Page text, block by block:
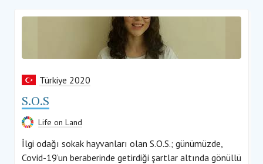
Türkiye 2020
S.O.S
Life on Land
İlgi odağı sokak hayvanları olan S.O.S.; günümüzde,
Covid-19’un beraberinde getirdiği şartlar altında gönüllü